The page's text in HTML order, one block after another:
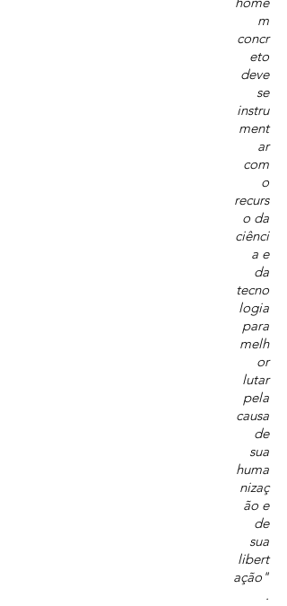
m
concr
eto
deve
se
instru
ment
ar
com
o
recurs
o da
ciênci
a e
da
tecno
logia
para
melh
or
lutar
pela
causa
de
sua
huma
nizaç
ão e
de
sua
libert
ação"
.